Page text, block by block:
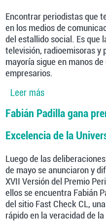
Encontrar periodistas que
en los medios de
del estallido social. Es que
televisión, radioemisoras y
mayoría sigue en manos
empresarios.
Leer mássobre Rodrigo
que hasta hoy
Fabián Padilla gana
Excelencia de la
Luego de las
de mayo se anunciaron y
XVII Versión del Premio
ellos se encuentra Fabián
del sitio Fast Check CL,
rápido en la veracidad de